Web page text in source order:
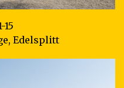
15
Edelsplitt